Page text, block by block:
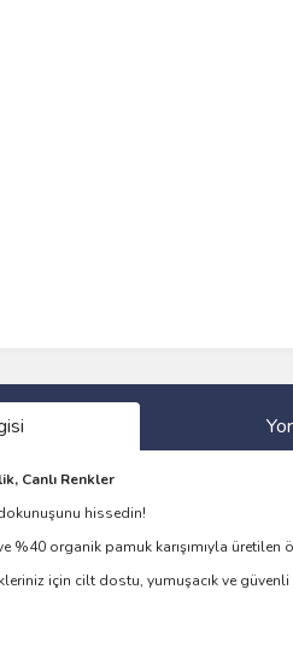
Canlı Renkler
hissedin!
%40 organik pamuk karışımıyla
için cilt dostu, yumuşacık ve güvenli